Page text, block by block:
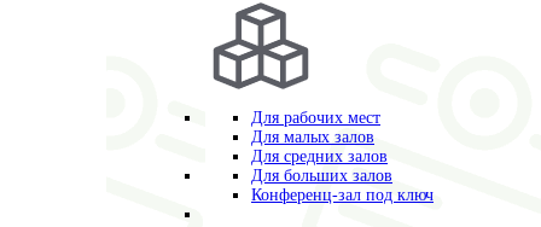
Для рабочих мест
Для малых залов
Для средних залов
Для больших залов
Конференц-зал под ключ